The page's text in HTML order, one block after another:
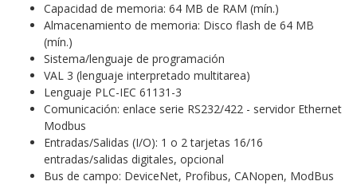
Capacidad de memoria: 64 MB de RAM (mín.)
Almacenamiento de memoria: Disco flash de 64 MB
(mín.)
Sistema/lenguaje de programación
VAL 3 (lenguaje interpretado multitarea)
Lenguaje PLC-IEC 61131-3
Comunicación: enlace serie RS232/422 - servidor Ethernet
Modbus
Entradas/Salidas (I/O): 1 o 2 tarjetas 16/16
entradas/salidas digitales, opcional
Bus de campo: DeviceNet, Profibus, CANopen, ModBus